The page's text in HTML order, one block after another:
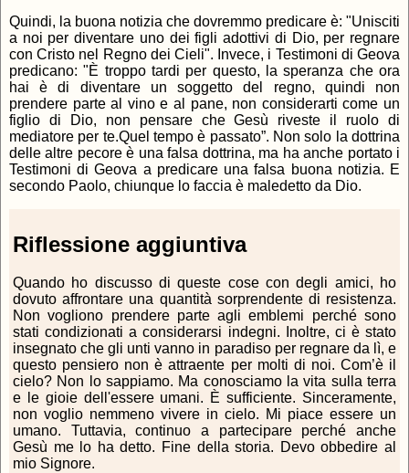
Quindi, la buona notizia che dovremmo predicare è: "Unisciti
a noi per diventare uno dei figli adottivi di Dio, per regnare
con Cristo nel Regno dei Cieli". Invece, i Testimoni di Geova
predicano: "È troppo tardi per questo, la speranza che ora
hai è di diventare un soggetto del regno, quindi non
prendere parte al vino e al pane, non considerarti come un
figlio di Dio, non pensare che Gesù riveste il ruolo di
mediatore per te.Quel tempo è passato”. Non solo la dottrina
delle altre pecore è una falsa dottrina, ma ha anche portato i
Testimoni di Geova a predicare una falsa buona notizia. E
secondo Paolo, chiunque lo faccia è maledetto da Dio.
Riflessione aggiuntiva
Quando ho discusso di queste cose con degli amici, ho
dovuto affrontare una quantità sorprendente di resistenza.
Non vogliono prendere parte agli emblemi perché sono
stati condizionati a considerarsi indegni. Inoltre, ci è stato
insegnato che gli unti vanno in paradiso per regnare da lì, e
questo pensiero non è attraente per molti di noi. Com’è il
cielo? Non lo sappiamo. Ma conosciamo la vita sulla terra
e le gioie dell'essere umani. È sufficiente. Sinceramente,
non voglio nemmeno vivere in cielo. Mi piace essere un
umano. Tuttavia, continuo a partecipare perché anche
Gesù me lo ha detto. Fine della storia. Devo obbedire al
mio Signore.